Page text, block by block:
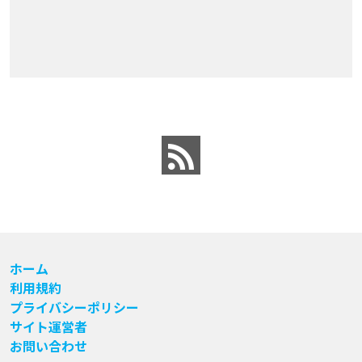
ホーム
利用規約
プライバシーポリシー
サイト運営者
お問い合わせ